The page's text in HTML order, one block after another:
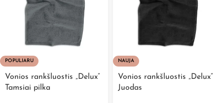
POPULIARU
Vonios rankšluostis „Delux”
Tamsiai pilka
NAUJA
Vonios rankšluostis „Delux”
Juodas